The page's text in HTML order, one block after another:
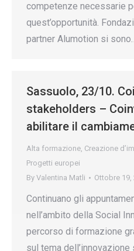
competenze necessarie
quest’opportunità.
partner Alumotion si
Sassuolo, 23/10.
stakeholders –
abilitare il
Alta formazione, Creazione
Progetti europei
By Valentina Matli Ottobre 19,
Continuano gli
nell’ambito della Social
percorso di formazione
sul tema